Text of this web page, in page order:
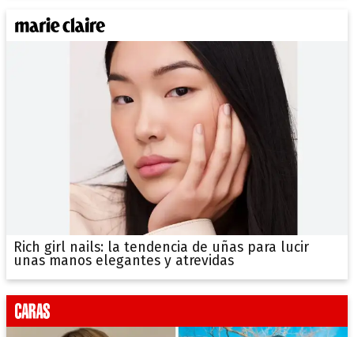
Rich girl nails: la tendencia de uñas para lucir
unas manos elegantes y atrevidas